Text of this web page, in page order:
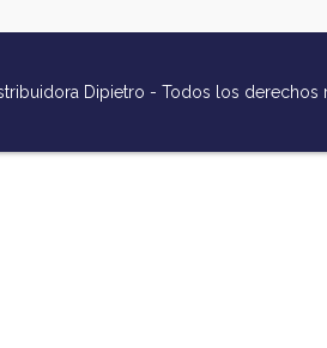
Dipietro - Todos los derechos